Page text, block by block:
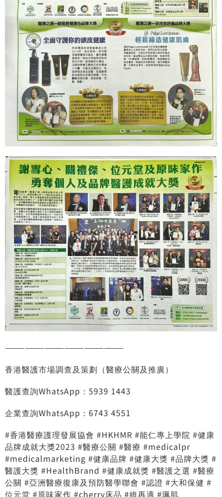
——————————————————
香港醫護市場調查及策劃（醫療公關及推廣）
醫護查詢WhatsApp：5939 1443
企業查詢WhatsApp：6743 4551
#香港醫療護理發展協會 #HKHMR #能仁專上學院 #健康
品牌成就大獎2023 #醫療公關 #醫療 #medicalpr
#medicalmarketing #健康品牌 #健康大獎 #品牌大獎 #
醫護大獎 #HealthBrand #健康成就獎 #醫護之選 #醫療
公關 #亞洲醫療復康及預防醫學聯會 #認證 #大和保健 #
位元堂 #原味家作 #cherry床品 #維再適 #珮肌